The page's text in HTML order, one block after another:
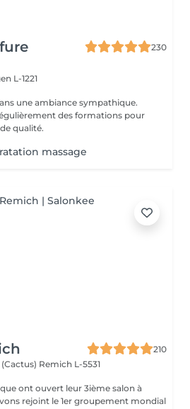
230
L-1221
une ambiance sympathique.
des formations pour
qualité.
massage
210
Remich L-5531
ont ouvert leur 3ième salon à